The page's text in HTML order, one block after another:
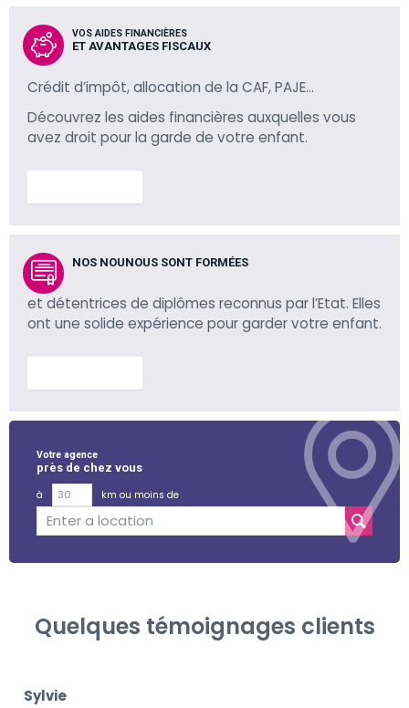
VOS AIDES FINANCIÈRES
ET AVANTAGES FISCAUX
Crédit d’impôt, allocation de la CAF, PAJE…
Découvrez les aides financières auxquelles vous
avez droit pour la garde de votre enfant.
NOS NOUNOUS SONT FORMÉES
et détentrices de diplômes reconnus par l’Etat. Elles
ont une solide expérience pour garder votre enfant.
Votre agence
près de chez vous
à
km ou moins de
Quelques témoignages clients
Sylvie